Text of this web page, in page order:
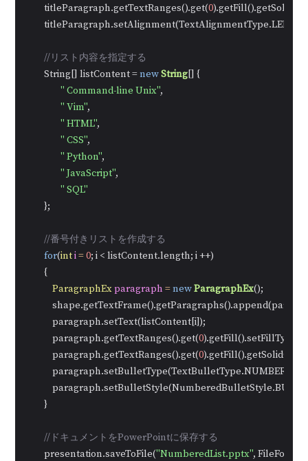
        titleParagraph.getTextRanges().get(
0
        titleParagraph.setAlignment(TextAlignmentType.LEFT);
//リスト内容を指定する
        String[] listContent =
newString[] {
" Command-line Unix",
" Vim",
" HTML",
" CSS",
" Python",
" JavaScript",
" SQL"
        };
//番号付きリストを作成する
for(inti=0; i < listContent.length; i ++)
        {
ParagraphExparagraph =newParagraphEx();
            paragraph.setText(listContent[i]);
            paragraph.getTextRanges().get(
0
            paragraph.getTextRanges().get(
0
            paragraph.setBulletType(TextBulletType.NUMBERED);
        }
//ドキュメントをPowerPointに保存する
        presentation.saveToFile(
"NumberedList.pptx",